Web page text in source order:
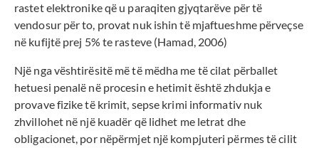
rastet elektronike që u paraqiten gjyqtarëve për të
vendosur për to, provat nuk ishin të mjaftueshme përveçse
në kufijtë prej 5% te rasteve (Hamad, 2006)
Një nga vështirësitë më të mëdha me të cilat përballet
hetuesi penalë në procesin e hetimit është zhdukja e
provave fizike të krimit, sepse krimi informativ nuk
zhvillohet në një kuadër që lidhet me letrat dhe
obligacionet, por nëpërmjet një kompjuteri përmes të cilit